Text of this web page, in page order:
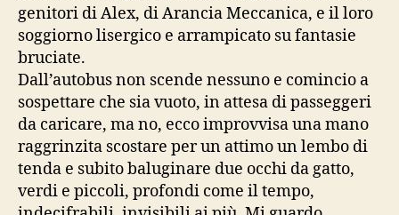
genitori di Alex, di Arancia Meccanica, e il loro
soggiorno lisergico e arrampicato su fantasie
bruciate.
Dall’autobus non scende nessuno e comincio a
sospettare che sia vuoto, in attesa di passeggeri
da caricare, ma no, ecco improvvisa una mano
raggrinzita scostare per un attimo un lembo di
tenda e subito baluginare due occhi da gatto,
verdi e piccoli, profondi come il tempo,